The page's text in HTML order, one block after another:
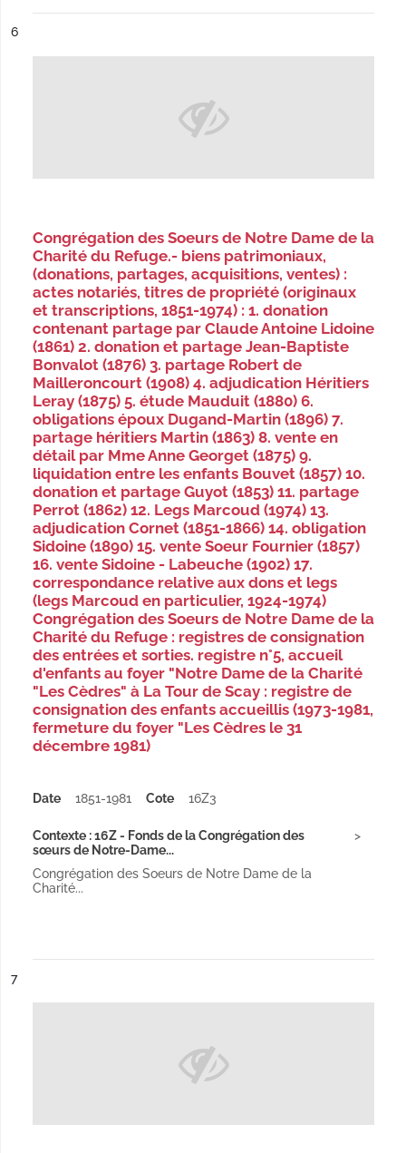
n°
6
Congrégation des Soeurs de Notre Dame de la
Charité du Refuge.- biens patrimoniaux,
(donations, partages, acquisitions, ventes) :
actes notariés, titres de propriété (originaux
et transcriptions, 1851-1974) : 1. donation
contenant partage par Claude Antoine Lidoine
(1861) 2. donation et partage Jean-Baptiste
Bonvalot (1876) 3. partage Robert de
Mailleroncourt (1908) 4. adjudication Héritiers
Leray (1875) 5. étude Mauduit (1880) 6.
obligations époux Dugand-Martin (1896) 7.
partage héritiers Martin (1863) 8. vente en
détail par Mme Anne Georget (1875) 9.
liquidation entre les enfants Bouvet (1857) 10.
donation et partage Guyot (1853) 11. partage
Perrot (1862) 12. Legs Marcoud (1974) 13.
adjudication Cornet (1851-1866) 14. obligation
Sidoine (1890) 15. vente Soeur Fournier (1857)
16. vente Sidoine - Labeuche (1902) 17.
correspondance relative aux dons et legs
(legs Marcoud en particulier, 1924-1974)
Congrégation des Soeurs de Notre Dame de la
Charité du Refuge : registres de consignation
des entrées et sorties. registre n°5, accueil
d'enfants au foyer "Notre Dame de la Charité
"Les Cèdres" à La Tour de Scay : registre de
consignation des enfants accueillis (1973-1981,
fermeture du foyer "Les Cèdres le 31
décembre 1981)
Date 1851-1981 Cote 16Z3
Contexte : 16Z - Fonds de la Congrégation des
sœurs de Notre-Dame...
Congrégation des Soeurs de Notre Dame de la
Charité...
n°
7